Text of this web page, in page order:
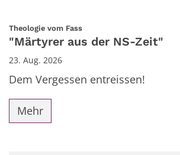
Theologie vom Fass:
"Märtyrer aus der NS-Zeit"
23. Aug. 2026
Dem Vergessen entreissen!
Mehr